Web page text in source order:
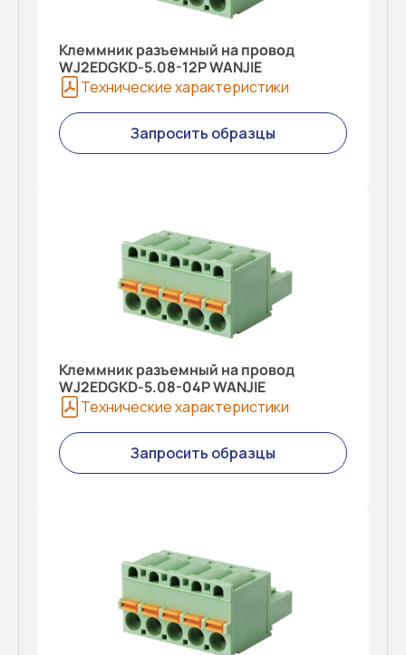
Клеммник разъемный на провод
WJ2EDGKD-5.08-12P WANJIE
Технические характеристики
Запросить образцы
Клеммник разъемный на провод
WJ2EDGKD-5.08-04P WANJIE
Технические характеристики
Запросить образцы